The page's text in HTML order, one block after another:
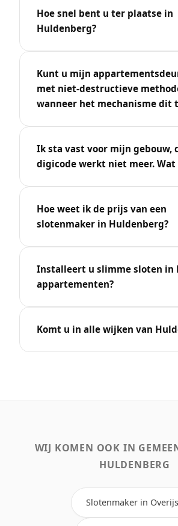
Hoe snel bent u ter plaatse in
Huldenberg?
Kunt u mijn
met niet-destructieve
wanneer het mechanisme dit
Ik sta vast voor mijn gebouw,
digicode werkt niet meer. Wat
Hoe weet ik de prijs van een
slotenmaker in Huldenberg?
Installeert u slimme sloten in
appartementen?
Komt u in alle wijken van
WIJ KOMEN OOK IN
HULDENBERG
Slotenmaker in